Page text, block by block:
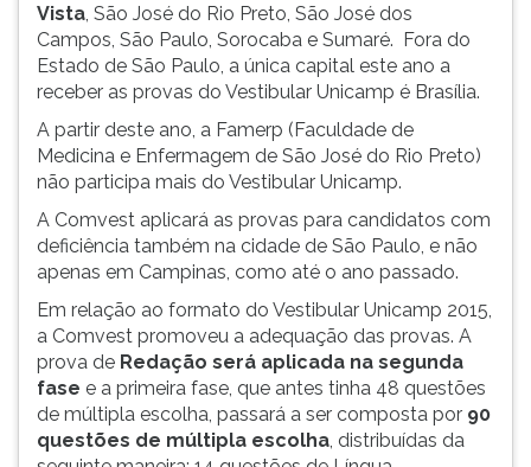
ouvir
essa
novamente.
Vista, São José do Rio Preto, São José dos
Campos, São Paulo, Sorocaba e Sumaré. Fora do
Estado de São Paulo, a única capital este ano a
receber as provas do Vestibular Unicamp é Brasília.
A partir deste ano, a Famerp (Faculdade de
Medicina e Enfermagem de São José do Rio Preto)
não participa mais do Vestibular Unicamp.
A Comvest aplicará as provas para candidatos com
deficiência também na cidade de São Paulo, e não
apenas em Campinas, como até o ano passado.
Em relação ao formato do Vestibular Unicamp 2015,
a Comvest promoveu a adequação das provas. A
prova de Redação será aplicada na segunda
fase e a primeira fase, que antes tinha 48 questões
de múltipla escolha, passará a ser composta por 90
questões de múltipla escolha, distribuídas da